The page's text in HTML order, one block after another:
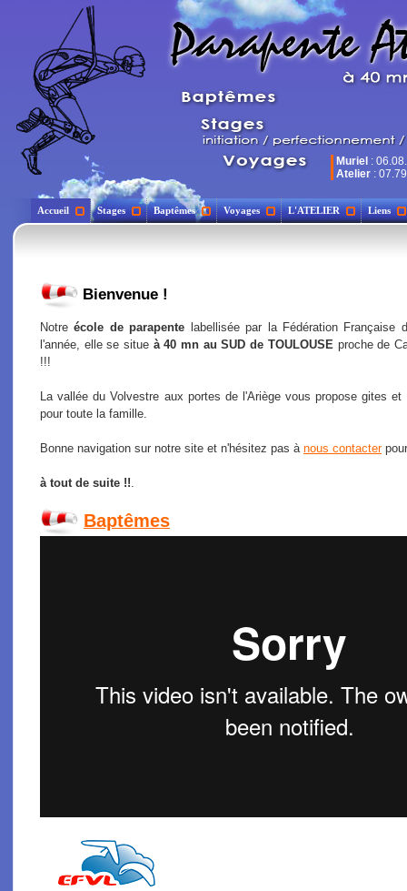
Muriel :
Atelier :
Accueil Stages Baptêmes Voyages L'ATELIER Liens
Bienvenue !
Notreécole de parapente labellisée par la Fédération Française
l'année, elle se situe à 40 mn au SUD de TOULOUSEproche de
!!!
La vallée du Volvestre aux portes de l'Ariège vous propose gites
pour toute la famille.
Bonne navigation sur notre site et n'hésitez pas à nous contacter
à tout de suite !!.
Baptêmes